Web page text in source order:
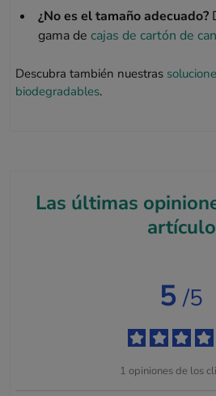
¿No es el tamaño adecuado?
gama de cajas de cartón de
Descubra también nuestras
biodegradables.
Las últimas
artículo
5 /5
1 opiniones de los